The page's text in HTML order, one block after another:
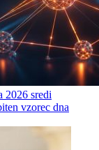
2026 sredi
vzorec dna